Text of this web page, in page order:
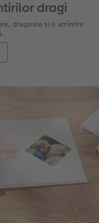
dragi
dragoste și o amintire